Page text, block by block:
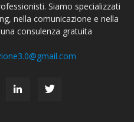
Siamo specializzati
nella comunicazione e nella
consulenza gratuita